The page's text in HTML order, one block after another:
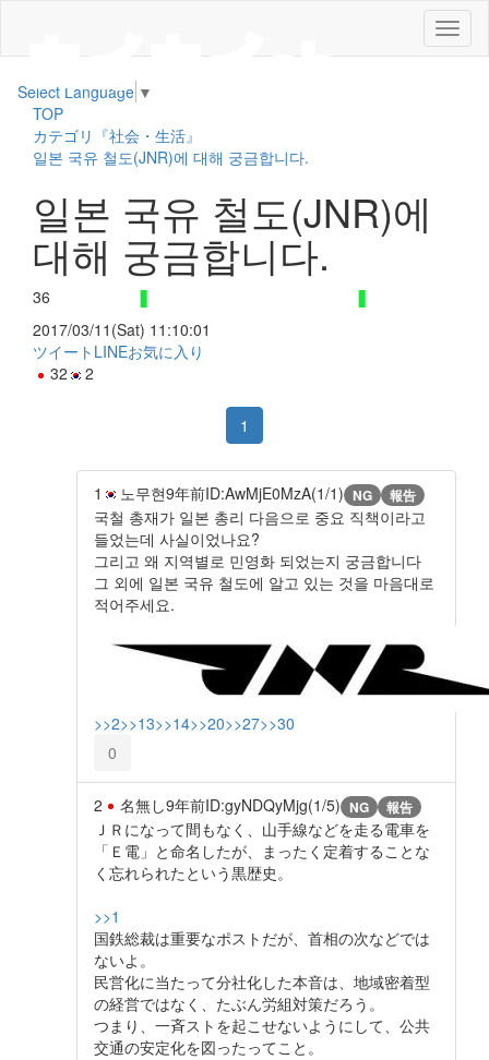
メ
ニ
Select Language ▼
TOP
カテゴリ『社会・生活』
일본 국유 철도(JNR)에 대해 궁금합니다.
일본 국유 철도(JNR)에
대해 궁금합니다.
36
2017/03/11(Sat) 11:10:01
ツイート LINEお気に入り
32
2
1
1 노무현9年前ID:AwMjE0MzA(1/1) NG 報告
국철 총재가 일본 총리 다음으로 중요 직책이라고
들었는데 사실이었나요?
그리고 왜 지역별로 민영화 되었는지 궁금합니다
그 외에 일본 국유 철도에 알고 있는 것을 마음대로
적어주세요.
>>2>>13>>14>>20>>27>>30
0
2 名無し9年前ID:gyNDQyMjg(1/5) NG 報告
ＪＲになって間もなく、山手線などを走る電車を
「Ｅ電」と命名したが、まったく定着することな
く忘れられたという黒歴史。
>>1
国鉄総裁は重要なポストだが、首相の次などでは
ないよ。
民営化に当たって分社化した本音は、地域密着型
の経営ではなく、たぶん労組対策だろう。
つまり、一斉ストを起こせないようにして、公共
交通の安定化を図ったってこと。